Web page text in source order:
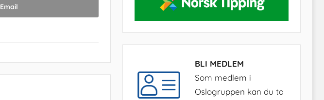
Email
BLI MEDLEM
Som medlem i
Oslogruppen kan du ta